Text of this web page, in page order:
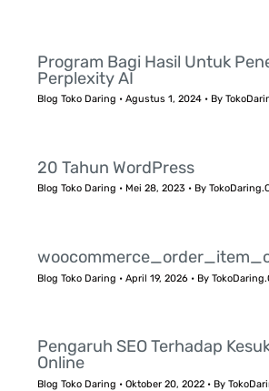
Program Bagi Hasil Untuk
Perplexity AI
Blog Toko Daring •Agustus 1, 2024 • By
20 Tahun WordPress
Blog Toko Daring • Mei 28, 2023 • By
Blog Toko Daring •April 19, 2026 • By
Pengaruh SEO Terhadap
Online
Blog Toko Daring •Oktober 20, 2022 • By